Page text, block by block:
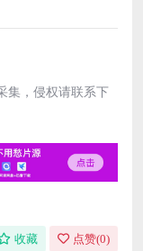
集，侵权请联系下
收藏 点赞(0)